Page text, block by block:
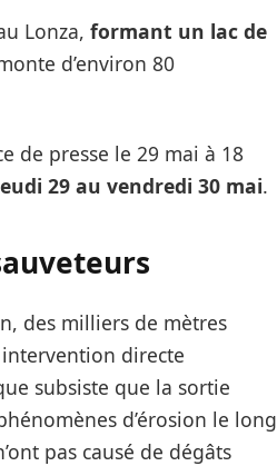
Lonza, formant un lac de
d’environ 80
de presse le 29 mai à 18
29 au vendredi 30 mai.
des milliers de mètres
directe
subsiste que la sortie
d’érosion le long
pas causé de dégâts